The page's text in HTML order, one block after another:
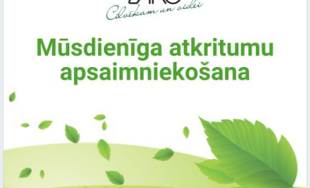
Saistītie raksti: